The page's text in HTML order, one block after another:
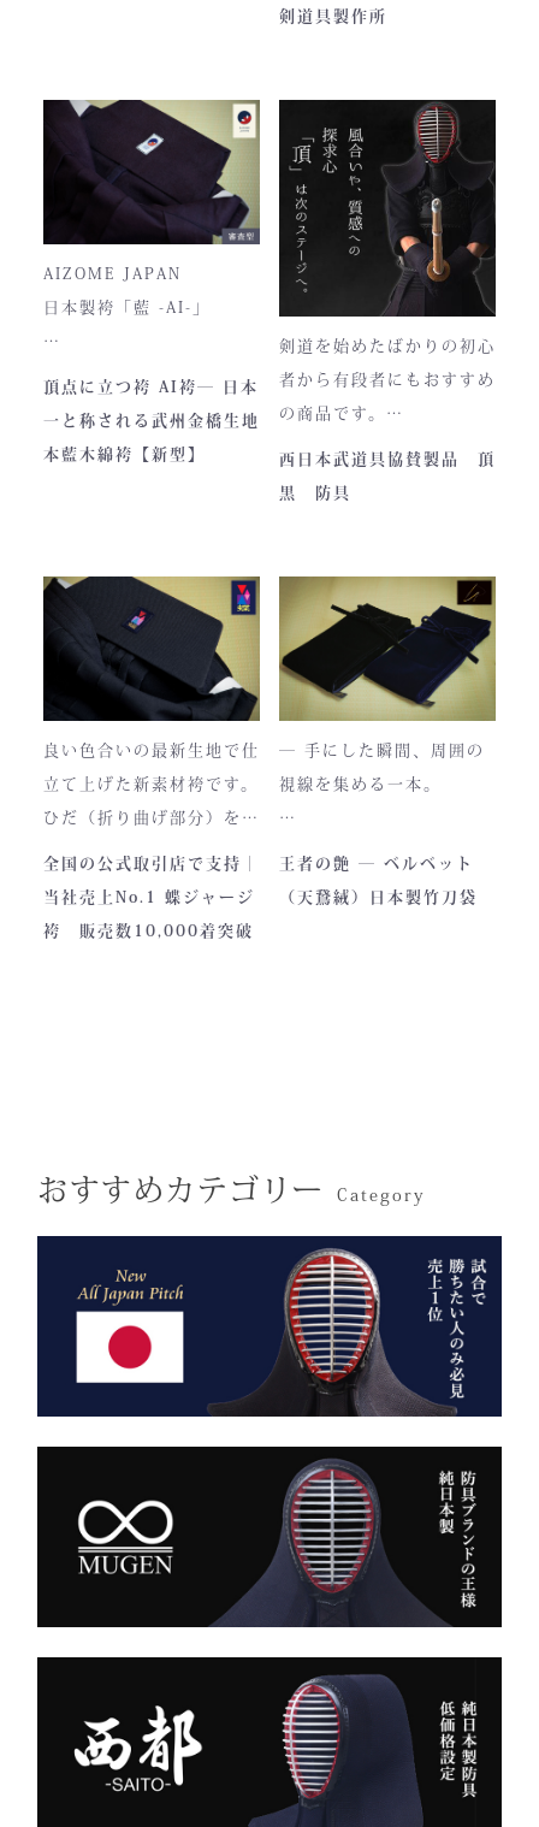
ハンドルの高さ：22cm
■仕様
ファスナー部分にはYKK製
を使用しております。
入荷時期やロットにより、
ファスナーのデザイン・仕
様が一部異なる場合がござ
それもまた"本物の証"。
使い込むほどに色は落ち着
き、
あなただけの一着へと育っ
ていきます。
藍が変化していく時間ご
と、お楽しみください。
トが町のPRとふるさと納
税ということもあり、高品
質低価格をできるだけ再現
しております。特に籠手は
使いやすいと評判です。
剣道具製作所
AIZOME JAPAN
日本製袴「藍 -AI-」
― 武州正藍染 × 熊本工
場製作 ―
日本国内でも袴を手がける
職人が数えるほどしかいな
い今、
この袴は、一針一針に魂を
込めて仕立てられた 日本
最高峰の逸品 です。
製作の地は、火の国・熊
ばれた、 純日本製の誇り
生地には、埼玉・武州の老
舗「小島染織」の藍布を使
深みある色合いと、驚くほ
どの軽やかさを兼ね備え、
手にした瞬間、ふわりと温
がりです。
また、日本製の高精度アイ
ロン技術と熟練の縫製によ
り、
ち姿までも凛々しく映えま
す。
頂点に立つ袴 AI袴― 日本
一と称される武州金橋生地
本藍木綿袴【新型】
剣道を始めたばかりの初心
者から有段者にもおすすめ
の商品です。
【商品内容】
・頂黒セット
西日本武道具協賛製品 頂
黒 防具
良い色合いの最新生地で仕
立て上げた新素材袴です。
ひだ（折り曲げ部分）を縫
い込んでありますので洗濯
しても崩れが少なく簡単に
折りたためます。
全国の公式取引店で支持｜
当社売上No.1 蝶ジャージ
袴 販売数10,000着突破
― 手にした瞬間、周囲の
視線を集める一本。
深く艶めくベルベットの光
沢。
った瞬間、
「何だ、あれは？」と視線
が集まる。
静かに、しかし確実に存在
感を放つ――それがベルベ
ットの力です。
派手ではない。だが、圧倒
的にかっこいい。
強い選手ほど、道具にも品
格を求める。その感性に応
える竹刀袋です。
内側は大切な竹刀をやさし
く守るクッション構造。
高密度ベルベットと日本製
ならではの精密な縫製が、
型崩れを防ぎ、長年使って
王者の艶 ― ベルベット
（天鵞絨）日本製竹刀袋
おすすめカテゴリー Category